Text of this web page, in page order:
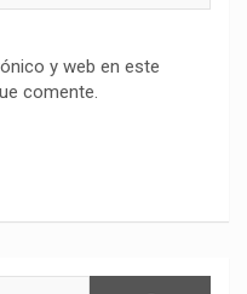
y web en este
comente.